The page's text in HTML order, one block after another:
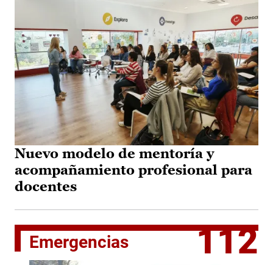
Nuevo modelo de mentoría y
acompañamiento profesional para
docentes
Emergencias 112